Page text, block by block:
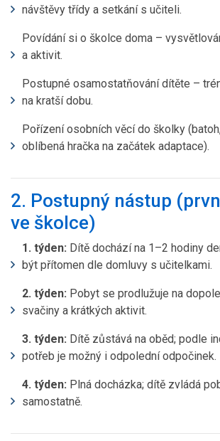
návštěvy třídy a setkání s učiteli.
Povídání si o školce doma –
a aktivit.
Postupné osamostatňování dítěte –
na kratší dobu.
Pořízení osobních věcí do školky
oblíbená hračka na začátek adaptace).
2. Postupný nástup
ve školce)
1. týden: Dítě dochází na 1–2 hodiny
být přítomen dle domluvy s učitelkami.
2. týden: Pobyt se prodlužuje na
svačiny a krátkých aktivit.
3. týden: Dítě zůstává na oběd; podle
potřeb je možný i odpolední odpočinek.
4. týden: Plná docházka; dítě zvládá
samostatně.